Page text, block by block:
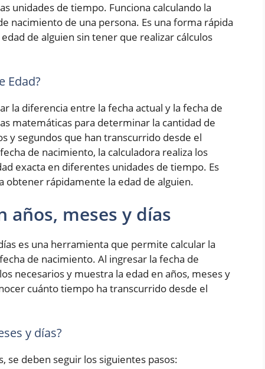
unidades de tiempo. Funciona calculando la
nacimiento de una persona. Es una forma rápida
de alguien sin tener que realizar cálculos
Edad?
la diferencia entre la fecha actual y la fecha de
matemáticas para determinar la cantidad de
y segundos que han transcurrido desde el
de nacimiento, la calculadora realiza los
exacta en diferentes unidades de tiempo. Es
obtener rápidamente la edad de alguien.
años, meses y días
es una herramienta que permite calcular la
de nacimiento. Al ingresar la fecha de
necesarios y muestra la edad en años, meses y
cuánto tiempo ha transcurrido desde el
y días?
se deben seguir los siguientes pasos: